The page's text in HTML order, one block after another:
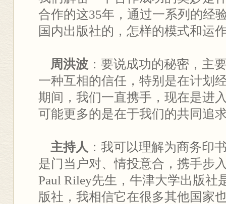
合作的这35年，通过一系列的经
国内出版社的，怎样的模式和运
周洪波 ：要说成功的秘密，主
一种互相的信任，特别是在计划
期间，我们一直携手，现在是进
可能更多的是在于我们的共同追
主持人 ：我可以理解为商务印
是门当户对、情投意合，携手步
Paul Riley先生，牛津大学出版社
版社，我相信它在很多其他国家